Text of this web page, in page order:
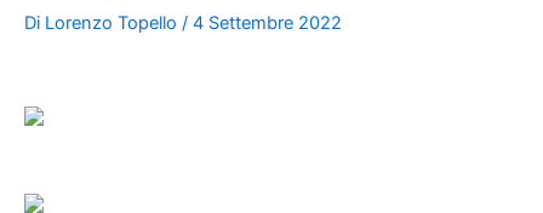
Di Lorenzo Topello / 4 Settembre 2022